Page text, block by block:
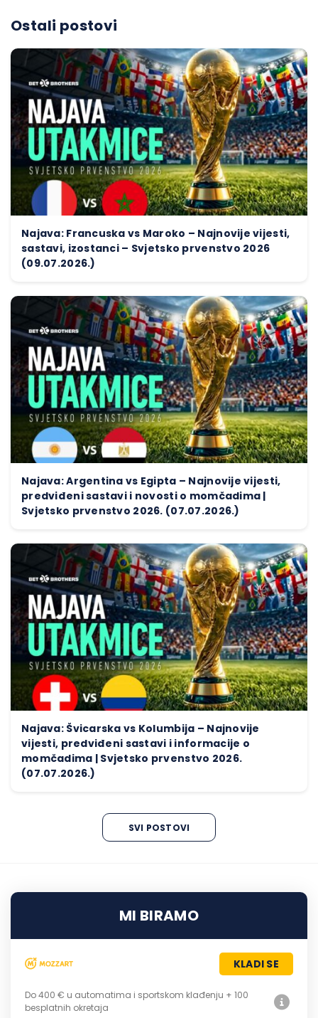
Ostali postovi
Najava: Francuska vs Maroko – Najnovije vijesti,
sastavi, izostanci – Svjetsko prvenstvo 2026
(09.07.2026.)
Najava: Argentina vs Egipta – Najnovije vijesti,
predviđeni sastavi i novosti o momčadima |
Svjetsko prvenstvo 2026. (07.07.2026.)
Najava: Švicarska vs Kolumbija – Najnovije
vijesti, predviđeni sastavi i informacije o
momčadima | Svjetsko prvenstvo 2026.
(07.07.2026.)
SVI POSTOVI
MI BIRAMO
KLADI SE
Do 400 € u automatima i sportskom klađenju + 100
besplatnih okretaja